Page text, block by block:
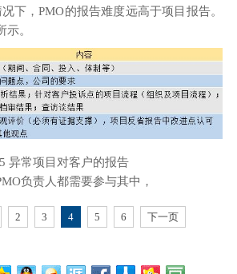
下，PMO的报告难度远高于项目报告。
。
异常项目对客户的报告
负责人都需要参与其中，
2 3 4 5 6 下一页